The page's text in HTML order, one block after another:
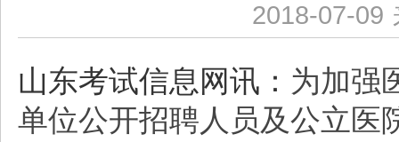
2018-07-09
山东考试信息网讯： 为加强
单位公开招聘人员及公立医